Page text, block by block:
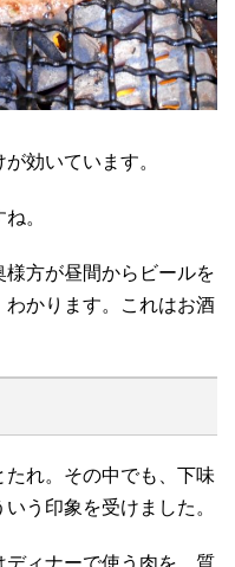
効いています。
。
方が昼間からビールを
かります。これはお酒
れ。その中でも、下味
う印象を受けました。